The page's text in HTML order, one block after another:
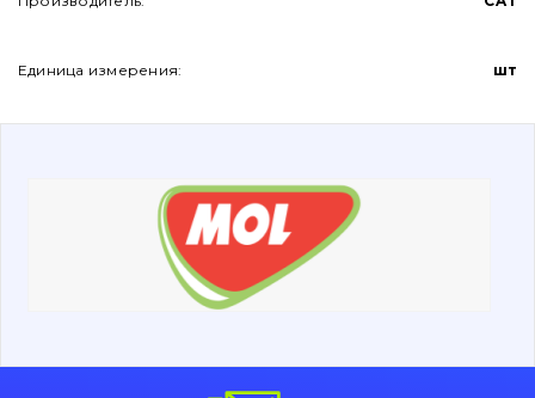
Вакансии
Фильтры и смазочные материалы
Болты, гайки и элементы крепления
Коронки, зубья, адаптера, пальцы, фиксаторы
Единица измерения: шт